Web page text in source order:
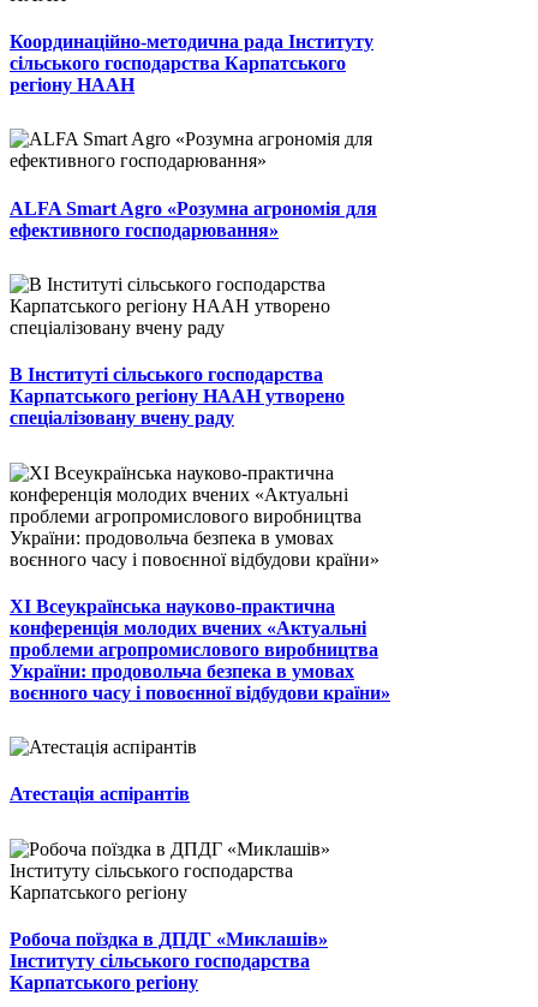
Координаційно-методична рада Інституту
сільського господарства Карпатського
регіону НААН
ALFA Smart Agro «Розумна агрономія для
ефективного господарювання»
В Інституті сільського господарства
Карпатського регіону НААН утворено
спеціалізовану вчену раду
ХІ Всеукраїнська науково-практична
конференція молодих вчених «Актуальні
проблеми агропромислового виробництва
України: продовольча безпека в умовах
воєнного часу і повоєнної відбудови країни»
Атестація аспірантів
Робоча поїздка в ДПДГ «Миклашів»
Інституту сільського господарства
Карпатського регіону